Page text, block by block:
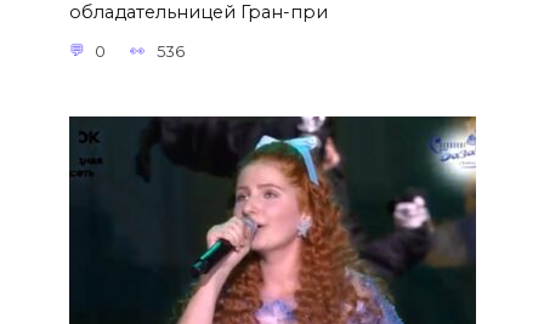
обладательницей Гран-при
0 536